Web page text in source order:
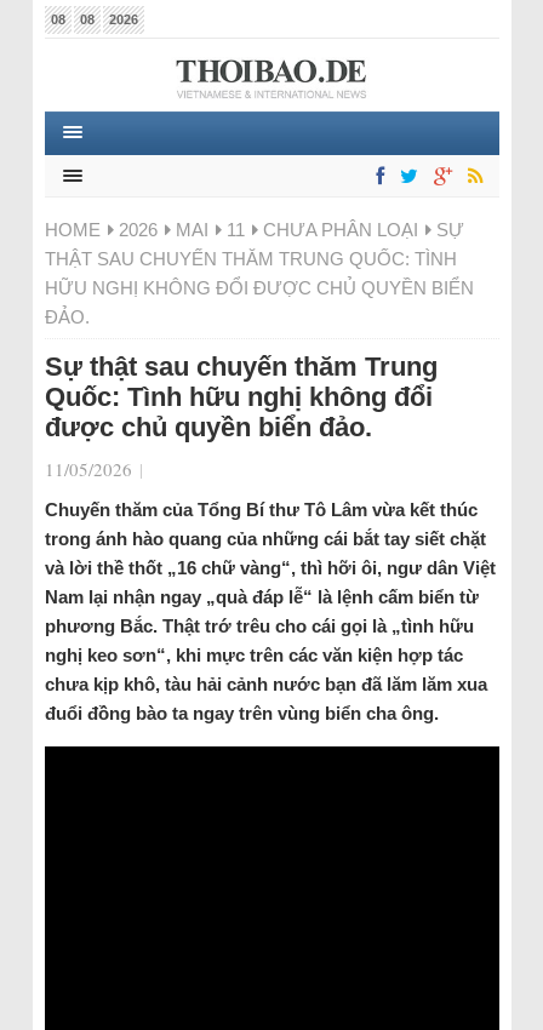
08 08 2026
HOME 2026 MAI 11 CHƯA PHÂN LOẠI
SỰ
THẬT SAU CHUYẾN THĂM TRUNG QUỐC: TÌNH
HỮU NGHỊ KHÔNG ĐỔI ĐƯỢC CHỦ QUYỀN BIỂN
ĐẢO.
Sự thật sau chuyến thăm Trung
Quốc: Tình hữu nghị không đổi
được chủ quyền biển đảo.
11/05/2026 |
Chuyến thăm của Tổng Bí thư Tô Lâm vừa kết thúc
trong ánh hào quang của những cái bắt tay siết chặt
và lời thề thốt „16 chữ vàng“, thì hỡi ôi, ngư dân Việt
Nam lại nhận ngay „quà đáp lễ“ là lệnh cấm biển từ
phương Bắc. Thật trớ trêu cho cái gọi là „tình hữu
nghị keo sơn“, khi mực trên các văn kiện hợp tác
chưa kịp khô, tàu hải cảnh nước bạn đã lăm lăm xua
đuổi đồng bào ta ngay trên vùng biển cha ông.